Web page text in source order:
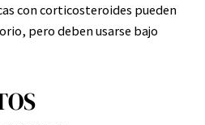
con corticosteroides pueden
pero deben usarse bajo